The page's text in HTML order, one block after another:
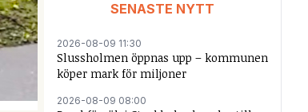
SENASTE NYTT
2026-08-09 11:30
Slussholmen öppnas upp – kommunen
köper mark för miljoner
2026-08-09 08:00